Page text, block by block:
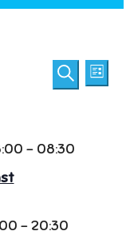
Suche
Suche
Liste
- 08:30
-20:30